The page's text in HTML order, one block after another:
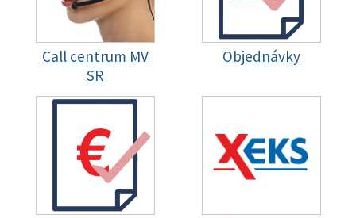
Call centrum MV
SR
Objednávky